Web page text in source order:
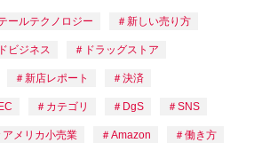
ールテクノロジー 新しい売り方
ビジネス ドラッグストア
新店レポート 決済
EC カテゴリ DgS SNS
アメリカ小売業 Amazon 働き方